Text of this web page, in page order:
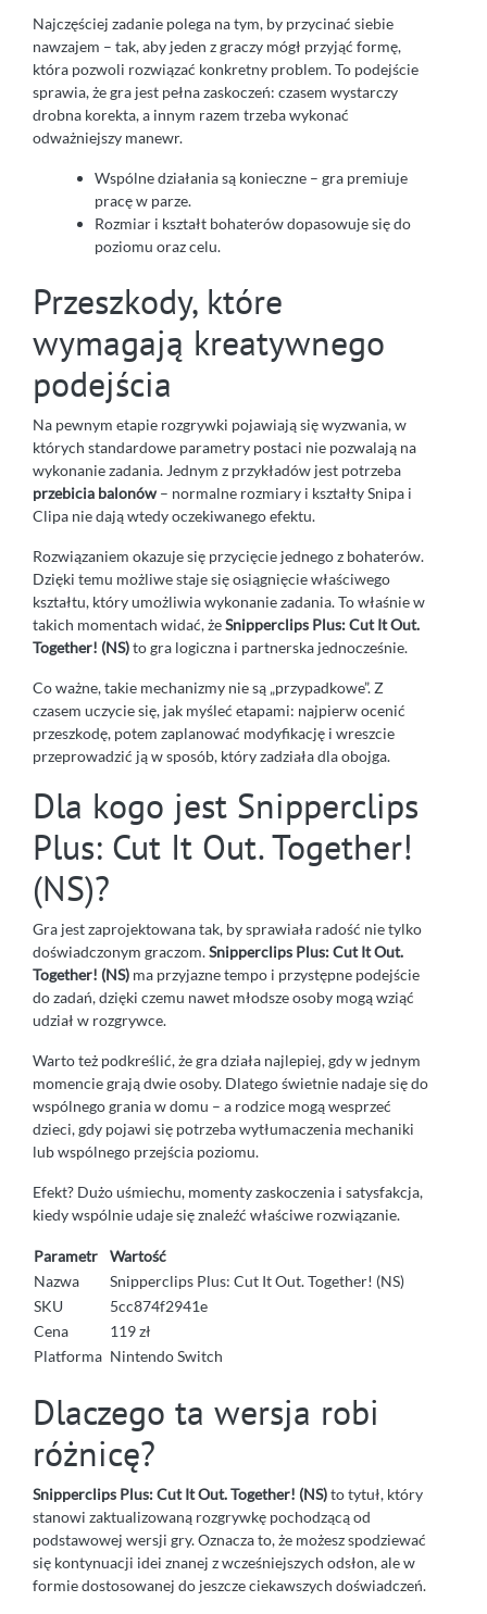
Najczęściej zadanie polega na tym, by przycinać siebie
nawzajem – tak, aby jeden z graczy mógł przyjąć formę,
która pozwoli rozwiązać konkretny problem. To podejście
sprawia, że gra jest pełna zaskoczeń: czasem wystarczy
drobna korekta, a innym razem trzeba wykonać
odważniejszy manewr.
Wspólne działania są konieczne – gra premiuje
pracę w parze.
Rozmiar i kształt bohaterów dopasowuje się do
poziomu oraz celu.
Przeszkody, które
wymagają kreatywnego
podejścia
Na pewnym etapie rozgrywki pojawiają się wyzwania, w
których standardowe parametry postaci nie pozwalają na
wykonanie zadania. Jednym z przykładów jest potrzeba
przebicia balonów– normalne rozmiary i kształty Snipa i
Clipa nie dają wtedy oczekiwanego efektu.
Rozwiązaniem okazuje się przycięcie jednego z bohaterów.
Dzięki temu możliwe staje się osiągnięcie właściwego
kształtu, który umożliwia wykonanie zadania. To właśnie w
takich momentach widać, żeSnipperclips Plus: Cut It Out.
Together! (NS)to gra logiczna i partnerska jednocześnie.
Co ważne, takie mechanizmy nie są „przypadkowe”. Z
czasem uczycie się, jak myśleć etapami: najpierw ocenić
przeszkodę, potem zaplanować modyfikację i wreszcie
przeprowadzić ją w sposób, który zadziała dla obojga.
Dla kogo jest Snipperclips
Plus: Cut It Out. Together!
(NS)?
Gra jest zaprojektowana tak, by sprawiała radość nie tylko
doświadczonym graczom.Snipperclips Plus: Cut It Out.
Together! (NS) ma przyjazne tempo i przystępne podejście
do zadań, dzięki czemu nawet młodsze osoby mogą wziąć
udział w rozgrywce.
Warto też podkreślić, że gra działa najlepiej, gdy w jednym
momencie grają dwie osoby. Dlatego świetnie nadaje się do
wspólnego grania w domu – a rodzice mogą wesprzeć
dzieci, gdy pojawi się potrzeba wytłumaczenia mechaniki
lub wspólnego przejścia poziomu.
Efekt? Dużo uśmiechu, momenty zaskoczenia i satysfakcja,
kiedy wspólnie udaje się znaleźć właściwe rozwiązanie.
Parametr
Wartość
Nazwa
Snipperclips Plus: Cut It Out. Together! (NS)
SKU
5cc874f2941e
Cena
119 zł
Platforma Nintendo Switch
Dlaczego ta wersja robi
różnicę?
Snipperclips Plus: Cut It Out. Together! (NS)to tytuł, który
stanowi zaktualizowaną rozgrywkę pochodzącą od
podstawowej wersji gry. Oznacza to, że możesz spodziewać
się kontynuacji idei znanej z wcześniejszych odsłon, ale w
formie dostosowanej do jeszcze ciekawszych doświadczeń.